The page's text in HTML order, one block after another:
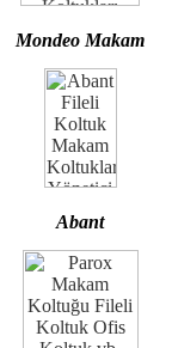
Mondeo Makam
Abant